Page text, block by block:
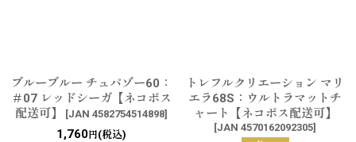
ブルーブルー チュパゾー60：
＃07 レッドシーガ【ネコポス
配送可】
[JAN 4582754514898]
1,760円(税込)
トレフルクリエーション マリ
エラ68S：ウルトラマットチ
ャート【ネコポス配送可】
[JAN 4570162092305]